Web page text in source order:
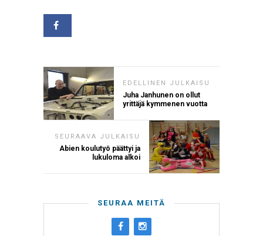
EDELLINEN JULKAISU
Juha Janhunen on ollut
yrittäjä kymmenen vuotta
SEURAAVA JULKAISU
Abien koulutyö päättyi ja
lukuloma alkoi
SEURAA MEITÄ